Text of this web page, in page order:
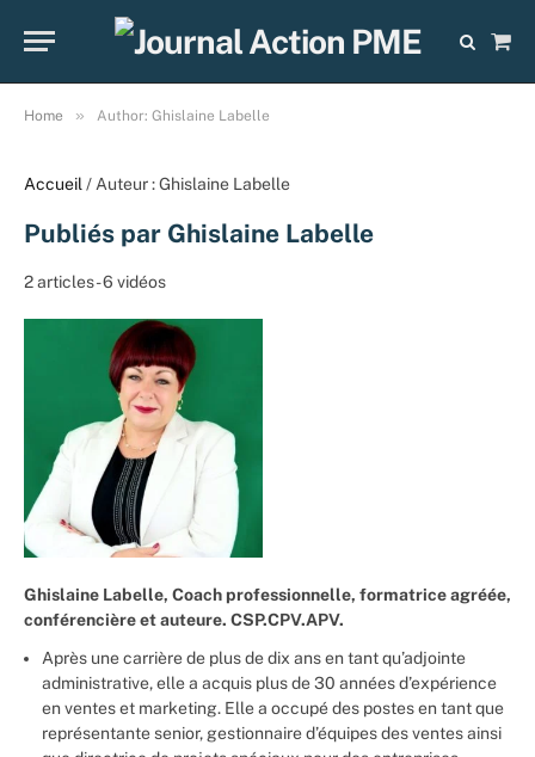
Cart
Home » Author: Ghislaine Labelle
Accueil / Auteur : Ghislaine Labelle
Publiés par Ghislaine Labelle
2 articles - 6 vidéos
Ghislaine Labelle, Coach professionnelle, formatrice agréée,
conférencière et auteure. CSP.CPV.APV.
Après une carrière de plus de dix ans en tant qu’adjointe
administrative, elle a acquis plus de 30 années d’expérience
en ventes et marketing. Elle a occupé des postes en tant que
représentante senior, gestionnaire d’équipes des ventes ainsi